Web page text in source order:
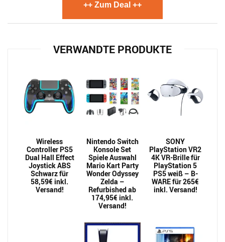
++ Zum Deal ++
VERWANDTE PRODUKTE
Wireless
Controller PS5
Dual Hall Effect
Joystick ABS
Schwarz für
58,59€ inkl.
Versand!
Nintendo Switch
Konsole Set
Spiele Auswahl
Mario Kart Party
Wonder Odyssey
Zelda –
Refurbished ab
174,95€ inkl.
Versand!
SONY
PlayStation VR2
4K VR-Brille für
PlayStation 5
PS5 weiß – B-
WARE für 265€
inkl. Versand!